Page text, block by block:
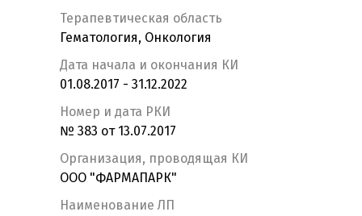
Терапевтическая область
Гематология, Онкология
Дата начала и окончания КИ
01.08.2017 - 31.12.2022
Номер и дата РКИ
№ 383 от 13.07.2017
Организация, проводящая КИ
ООО "ФАРМАПАРК"
Наименование ЛП